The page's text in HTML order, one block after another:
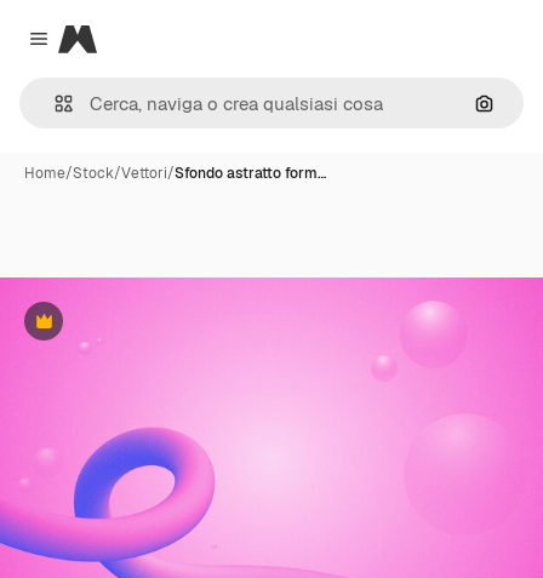
Close menu
Magnific
Cerca
Home/Stock/Vettori/Sfondo astratto form…
Premium